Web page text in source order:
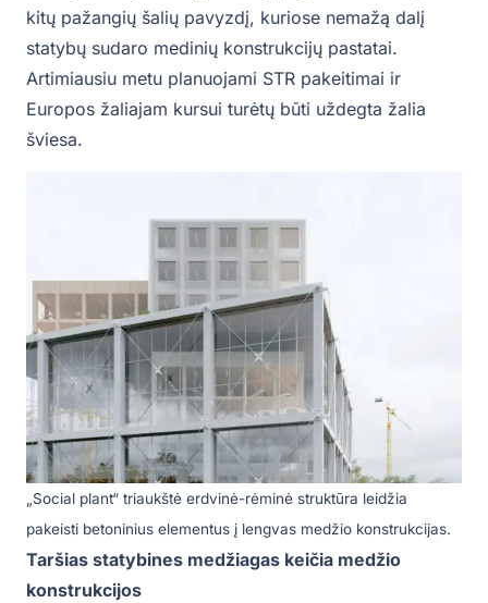
kitų pažangių šalių pavyzdį, kuriose nemažą dalį
statybų sudaro medinių konstrukcijų pastatai.
Artimiausiu metu planuojami STR pakeitimai ir
Europos žaliajam kursui turėtų būti uždegta žalia
šviesa.
„Social plant“ triaukštė erdvinė-rėminė struktūra leidžia
pakeisti betoninius elementus į lengvas medžio konstrukcijas.
Taršias statybines medžiagas keičia medžio
konstrukcijos